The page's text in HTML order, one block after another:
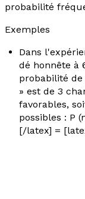
probabilité
Exemples
Dans
dé honnête à
probabilité
» est de 3
favorables,
possibles : P
[/latex] =